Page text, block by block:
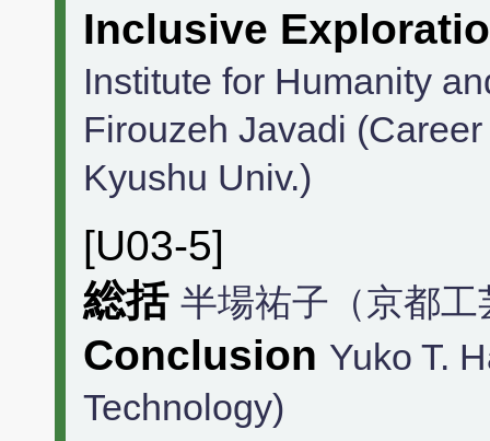
Inclusive
Institute for Humanity
Firouzeh Javadi
Kyushu Univ.)
[U03-5]
総括 半場祐子（京都工
Conclusion Yuko T.
Technology)